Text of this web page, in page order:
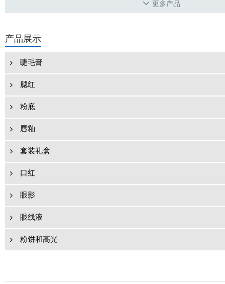
更多产品
产品展示
睫毛膏
腮红
粉底
唇釉
套装礼盒
口红
眼影
眼线液
粉饼和高光